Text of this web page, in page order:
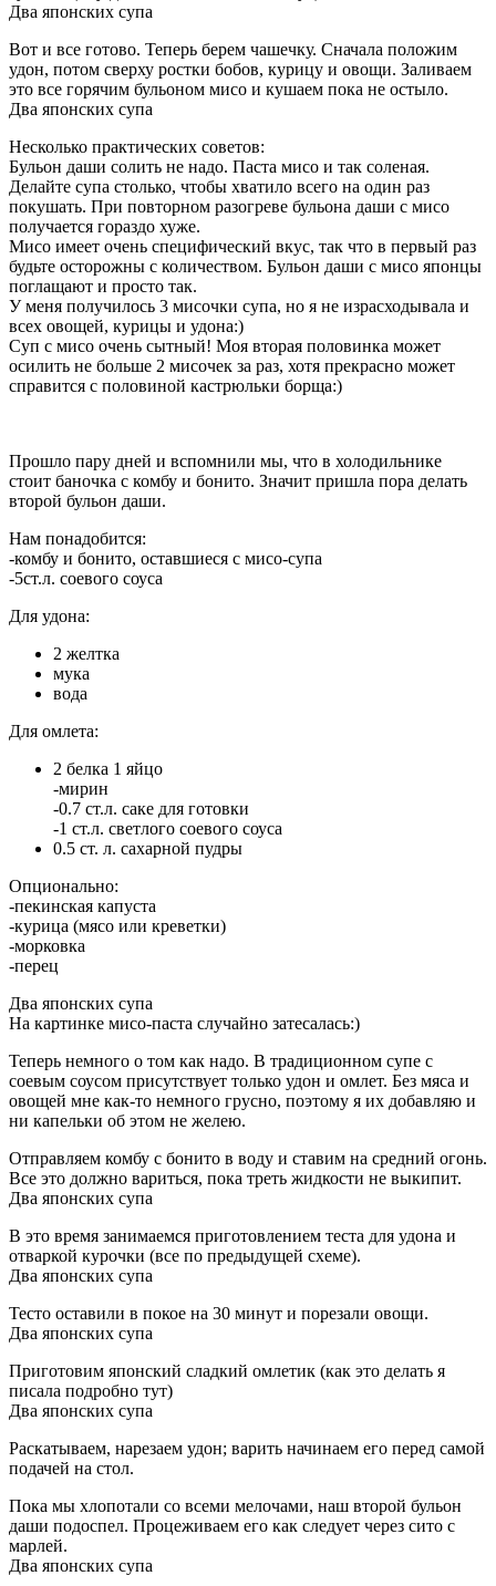
Два японских супа
Вот и все готово. Теперь берем чашечку. Сначала положим
удон, потом сверху ростки бобов, курицу и овощи. Заливаем
это все горячим бульоном мисо и кушаем пока не остыло.
Два японских супа
Несколько практических советов:
Бульон даши солить не надо. Паста мисо и так соленая.
Делайте супа столько, чтобы хватило всего на один раз
покушать. При повторном разогреве бульона даши с мисо
получается гораздо хуже.
Мисо имеет очень специфический вкус, так что в первый раз
будьте осторожны с количеством. Бульон даши с мисо японцы
поглащают и просто так.
У меня получилось 3 мисочки супа, но я не израсходывала и
всех овощей, курицы и удона:)
Суп с мисо очень сытный! Моя вторая половинка может
осилить не больше 2 мисочек за раз, хотя прекрасно может
справится с половиной кастрюльки борща:)
Прошло пару дней и вспомнили мы, что в холодильнике
стоит баночка с комбу и бонито. Значит пришла пора делать
второй бульон даши.
Нам понадобится:
-комбу и бонито, оставшиеся с мисо-супа
-5ст.л. соевого соуса
Для удона:
2 желтка
мука
вода
Для омлета:
2 белка 1 яйцо
-мирин
-0.7 ст.л. саке для готовки
-1 ст.л. светлого соевого соуса
0.5 ст. л. сахарной пудры
Опционально:
-пекинская капуста
-курица (мясо или креветки)
-морковка
-перец
Два японских супа
На картинке мисо-паста случайно затесалась:)
Теперь немного о том как надо. В традиционном супе с
соевым соусом присутствует только удон и омлет. Без мяса и
овощей мне как-то немного грусно, поэтому я их добавляю и
ни капельки об этом не желею.
Отправляем комбу с бонито в воду и ставим на средний огонь.
Все это должно вариться, пока треть жидкости не выкипит.
Два японских супа
В это время занимаемся приготовлением теста для удона и
отваркой курочки (все по предыдущей схеме).
Два японских супа
Тесто оставили в покое на 30 минут и порезали овощи.
Два японских супа
Приготовим японский сладкий омлетик (как это делать я
писала подробно тут)
Два японских супа
Раскатываем, нарезаем удон; варить начинаем его перед самой
подачей на стол.
Пока мы хлопотали со всеми мелочами, наш второй бульон
даши подоспел. Процеживаем его как следует через сито с
марлей.
Два японских супа